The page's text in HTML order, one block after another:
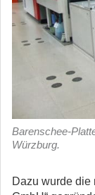
Barenschee-
Würzburg.
Dazu wurde die